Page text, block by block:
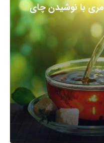
مری با نوشیدن چای